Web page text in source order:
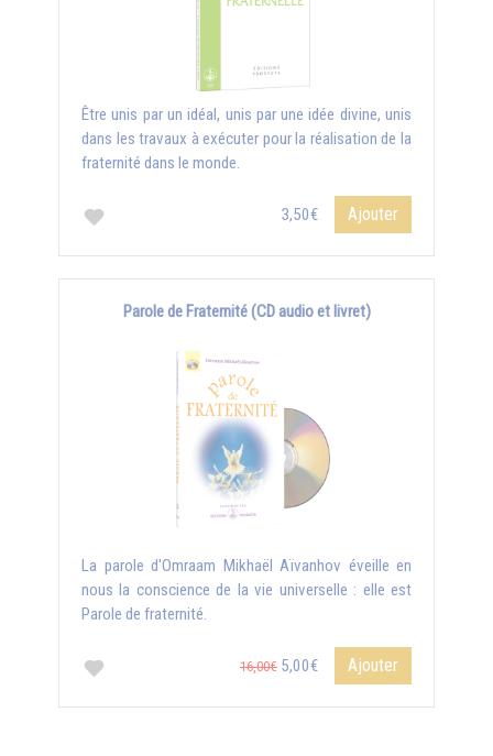
Être unis par un idéal, unis par une idée divine, unis
dans les travaux à exécuter pour la réalisation de la
fraternité dans le monde.
3,50€ Ajouter
Parole de Fraternité (CD audio et livret)
La parole d'Omraam Mikhaël Aïvanhov éveille en
nous la conscience de la vie universelle : elle est
Parole de fraternité.
16,00€ 5,00€ Ajouter